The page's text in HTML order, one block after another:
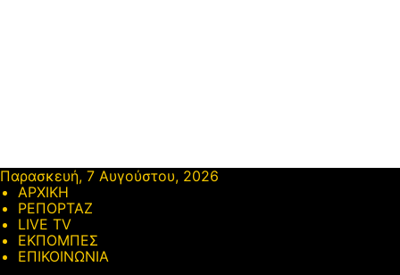
Παρασκευή, 7 Αυγούστου, 2026
ΑΡΧΙΚΗ
ΡΕΠΟΡΤΑΖ
LIVE TV
ΕΚΠΟΜΠΕΣ
ΕΠΙΚΟΙΝΩΝΙΑ